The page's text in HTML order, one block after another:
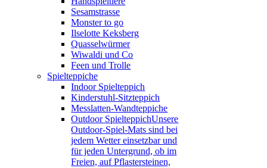
Sesamstrasse
Monster to go
Ilselotte Keksberg
Quasselwürmer
Wiwaldi und Co
Feen und Trolle
Spielteppiche
Indoor Spielteppich
Kinderstuhl-Sitzteppich
Messlatten-Wandteppiche
Outdoor SpielteppichUnsere
Outdoor-Spiel-Mats sind bei
jedem Wetter einsetzbar und
für jeden Untergrund, ob im
Freien, auf Pflastersteinen,